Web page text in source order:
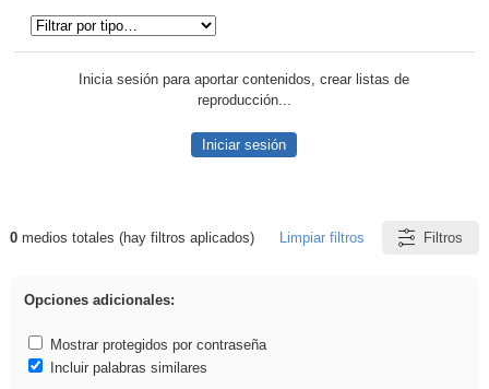
Inicia sesión para aportar contenidos, crear listas de
reproducción...
Iniciar sesión
Resultados de: Experiencias
0medios totales (hay filtros aplicados) Limpiar filtros Filtros
Opciones adicionales:
Mostrar protegidos por contraseña
Incluir palabras similares